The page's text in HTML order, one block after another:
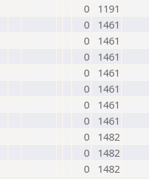
0
1191
0
1461
0
1461
0
1461
0
1461
0
1461
0
1461
0
1461
0
1482
0
1482
0 1482